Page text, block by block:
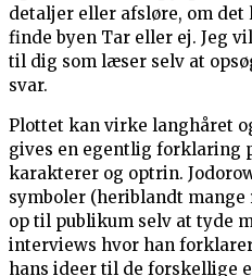
detaljer eller afsløre, om det
finde byen Tar eller ej. Jeg
til dig som læser selv at
svar.
Plottet kan virke langhåret
gives en egentlig forklaring
karakterer og optrin.
symboler (heriblandt
op til publikum selv at tyde
interviews hvor han
hans ideer til de forskellige